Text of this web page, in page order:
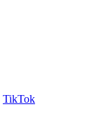
TikTok